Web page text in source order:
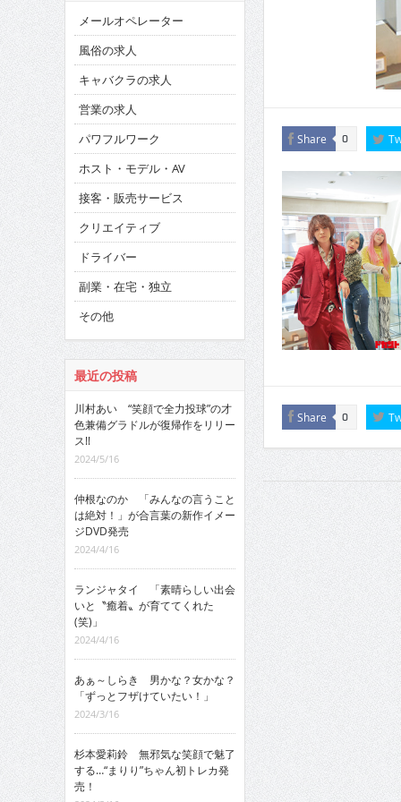
Share 0
Share 0
メールオペレーター
風俗の求人
キャバクラの求人
営業の求人
パワフルワーク
ホスト・モデル・AV
接客・販売サービス
クリエイティブ
ドライバー
副業・在宅・独立
その他
最近の投稿
川村あい “笑顔で全力投球”の才
色兼備グラドルが復帰作をリリー
ス!!
2024/5/16
仲根なのか 「みんなの言うこと
は絶対！」が合言葉の新作イメー
ジDVD発売
2024/4/16
ランジャタイ 「素晴らしい出会
いと〝癒着〟が育ててくれた
(笑)」
2024/4/16
あぁ～しらき 男かな？女かな？
「ずっとフザけていたい！」
2024/3/16
杉本愛莉鈴 無邪気な笑顔で魅了
する…“まりり”ちゃん初トレカ発
売！